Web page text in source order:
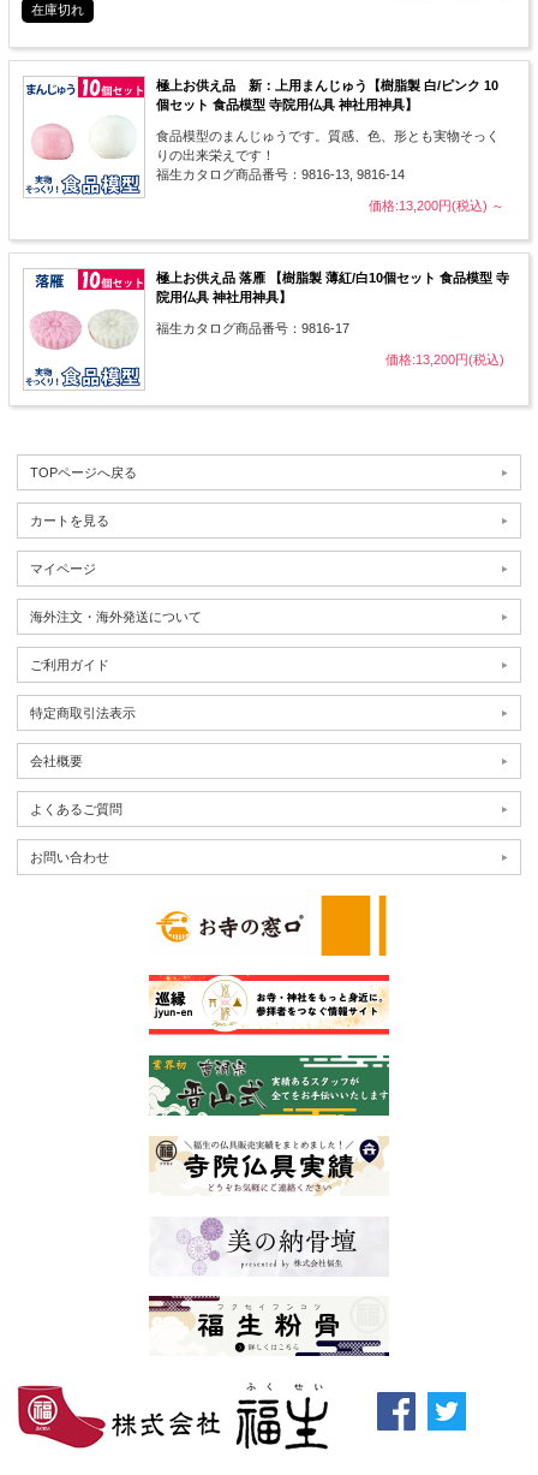
在庫切れ
極上お供え品 新：上用まんじゅう【樹脂製 白/ピンク 10
個セット 食品模型 寺院用仏具 神社用神具】
食品模型のまんじゅうです。質感、色、形とも実物そっく
りの出来栄えです！
福生カタログ商品番号：9816-13, 9816-14
価格:13,200円(税込) ～
極上お供え品 落雁 【樹脂製 薄紅/白10個セット 食品模型 寺
院用仏具 神社用神具】
福生カタログ商品番号：9816-17
価格:13,200円(税込)
TOPページへ戻る
カートを見る
マイページ
海外注文・海外発送について
ご利用ガイド
特定商取引法表示
会社概要
よくあるご質問
お問い合わせ